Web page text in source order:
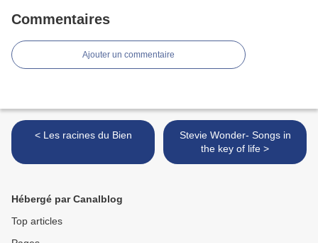
Commentaires
Ajouter un commentaire
< Les racines du Bien
Stevie Wonder- Songs in
the key of life >
Hébergé par Canalblog
Top articles